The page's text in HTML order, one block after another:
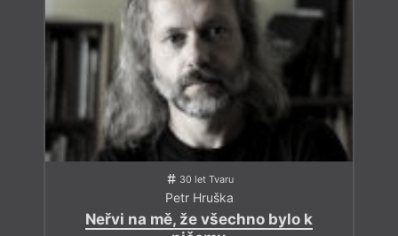
30 let Tvaru
Petr Hruška
Neřvi na mě, že všechno bylo k